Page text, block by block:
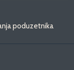
poduzetnika